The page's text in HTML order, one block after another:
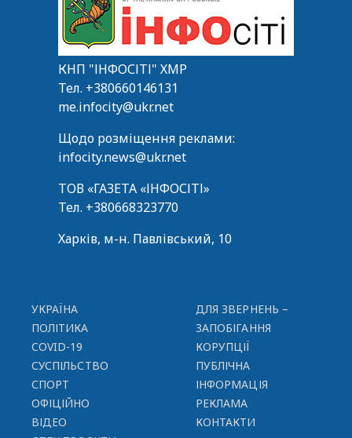
КНП "ІНФОСІТІ" ХМР
Тел. +380660146131
me.infocity@ukr.net
Щодо розміщення реклами:
infocity.news@ukr.net
ТОВ «ГАЗЕТА «ІНФОСІТІ»
Тел. +380668323770
Харків, м-н. Павлівський, 10
УКРАЇНА
ПОЛІТИКА
COVID-19
СУСПІЛЬСТВО
СПОРТ
ОФІЦІЙНО
ВІДЕО
ДЛЯ ЗВЕРНЕНЬ –
ЗАПОБІГАННЯ
КОРУПЦІЇ
ПУБЛІЧНА
ІНФОРМАЦІЯ
РЕКЛАМА
КОНТАКТИ